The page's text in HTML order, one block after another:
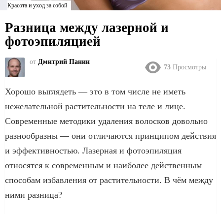
Красота и уход за собой
Разница между лазерной и
фотоэпиляцией
от Дмитрий Панин
73 Просмотры
Хорошо выглядеть — это в том числе не иметь
нежелательной растительности на теле и лице.
Современные методики удаления волосков довольно
разнообразны — они отличаются принципом действия
и эффективностью. Лазерная и фотоэпиляция
относятся к современным и наиболее действенным
способам избавления от растительности. В чём между
ними разница?